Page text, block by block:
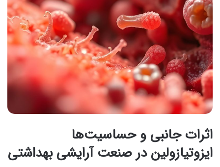
اثرات جانبی و حساسیت‌ها
ایزوتیازولین در صنعت آرایشی بهداشتی